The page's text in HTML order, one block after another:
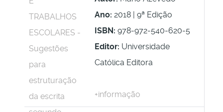
Ano: 2018 | 9ª Edição
ISBN: 978-972-540-620-5
Editor: Universidade
Católica Editora
+informação